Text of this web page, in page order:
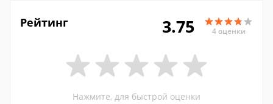
Рейтинг 3.75 4 оценки
Нажмите, для быстрой оценки